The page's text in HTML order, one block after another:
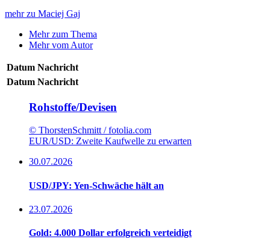
mehr zu Maciej Gaj
Mehr zum Thema
Mehr vom Autor
Datum Nachricht
Datum Nachricht
Rohstoffe/Devisen
© ThorstenSchmitt / fotolia.com
EUR/USD: Zweite Kaufwelle zu erwarten
30.07.2026
USD/JPY: Yen-Schwäche hält an
23.07.2026
Gold: 4.000 Dollar erfolgreich verteidigt